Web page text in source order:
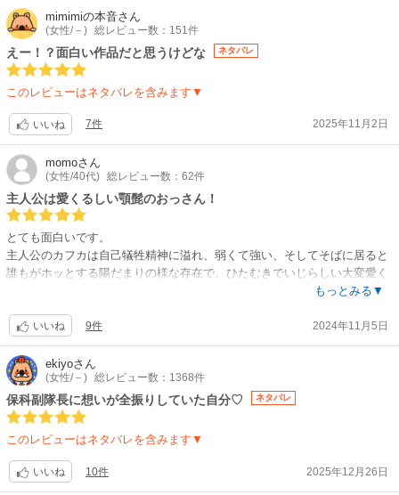
原作:松本直也（集英社「少年ジャンプ＋」刊）
監督:宮繁之・神谷友美
シリーズ構成・脚本（第1期）:大河内一楼 / キャラクターデザイン・総作
画監督:西尾鉄也 / 怪獣デザイン:前田真宏 / 美術監督:木村真二 / 色彩設計:
広瀬いづみ / 3D監督:松本勝 / 撮影監督:荒井栄児 / 編集:肥田文 / 音響監督:
郷文裕貴 / 音楽:坂東祐大 / 怪獣デザイン＆ワークス:スタジオカラー
公開日】
2025年3月28日
公式サイト「怪獣8号 第1期総集編」
mimimiの本音さん
(女性/－) 総レビュー数：151件
えー！？面白い作品だと思うけどな ネタバレ
このレビューはネタバレを含みます▼
いいね 7件 2025年11月2日
momoさん
(女性/40代) 総レビュー数：62件
主人公は愛くるしい顎髭のおっさん！
とても面白いです。
主人公のカフカは自己犠牲精神に溢れ、弱くて強い、そしてそばに居ると
誰もがホッとする陽だまりの様な存在で、ひたむきでいじらしい大変愛く
るしいおっさん（少年漫画だけど）です。とても魅力的で応援したくなり
カフカにクソデカ感情を抱く後輩の市川レノ＆ツンデレ女子 四ノ宮キコル
をはじめ、個性豊かで伸びしろのあるいいキャラクターたちばかり。スト
ーリーも矛盾がなく嫌味がなくて、疾走感を伴って気持ちよく読み進めら
れます。
怪獣バトルアクションではありますが、主人公たちの成長ドラマに強くフ
ォーカスが当たっていて、読んでいて2度楽しめます。
手に思ってるのですが…1ページあたりのコマ数が普通の漫画よりかなり
少ないので、読了後に若干の読み応えの物足りなさを感じてしまう所でし
もっとみる▼
いいね 9件 2024年11月5日
ekiyoさん
(女性/－) 総レビュー数：1368件
保科副隊長に想いが全振りしていた自分♡ ネタバレ
このレビューはネタバレを含みます▼
いいね 10件 2025年12月26日